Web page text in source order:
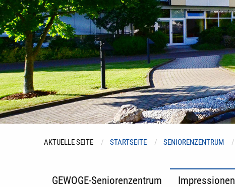
AKTUELLE SEITE STARTSEITE SENIORENZENTRUM
GEWOGE-Seniorenzentrum Impressionen